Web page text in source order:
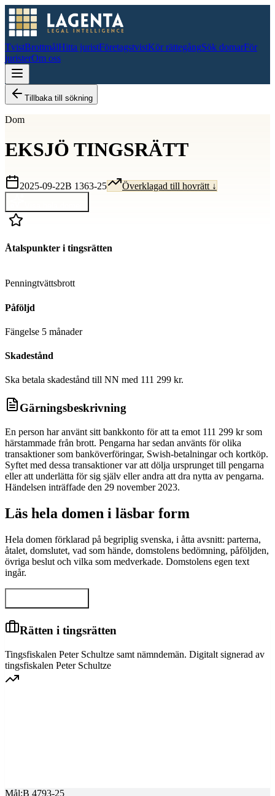
TvistBrottmålHitta juristFöretagstvistKör rättegångSök domarFör
juristerOm oss
Tillbaka till sökning
Dom
EKSJÖ TINGSRÄTT
2025-09-22B 1363-25 Överklagad till hovrätt ↓
Åtalspunkter i tingsrätten
Penningtvättsbrott
Påföljd
Fängelse 5 månader
Skadestånd
Ska betala skadestånd till NN med 111 299 kr.
Gärningsbeskrivning
En person har använt sitt bankkonto för att ta emot 111 299 kr som
härstammade från brott. Pengarna har sedan använts för olika
transaktioner som banköverföringar, Swish-betalningar och kortköp.
Syftet med dessa transaktioner var att dölja ursprunget till pengarna
eller att underlätta för sig själv eller andra att dra nytta av pengarna.
Händelsen inträffade den 29 november 2023.
Läs hela domen i läsbar form
Hela domen förklarad på begriplig svenska, i åtta avsnitt: parterna,
åtalet, domslutet, vad som hände, domstolens bedömning, påföljden,
övriga beslut och vilka som medverkade. Domstolens egen text
ingår.
Rätten i tingsrätten
Tingsfiskalen Peter Schultze samt nämndemän. Digitalt signerad av
tingsfiskalen Peter Schultze
Mål:B 4793-25